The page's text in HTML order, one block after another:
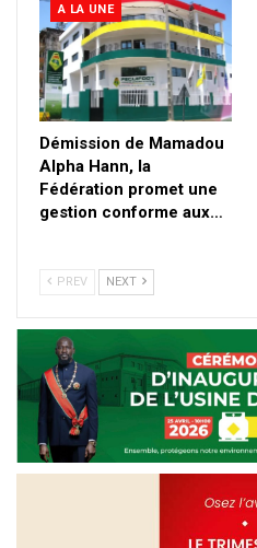
A LA UNE
Démission de Mamadou
Alpha Hann, la
Fédération promet une
gestion conforme aux…
PREV NEXT